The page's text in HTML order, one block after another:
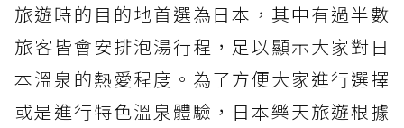
旅遊時的目的地首選為日本，其中有過半數
旅客皆會安排泡湯行程，足以顯示大家對日
本溫泉的熱愛程度。為了方便大家進行選擇
或是進行特色溫泉體驗，日本樂天旅遊根據